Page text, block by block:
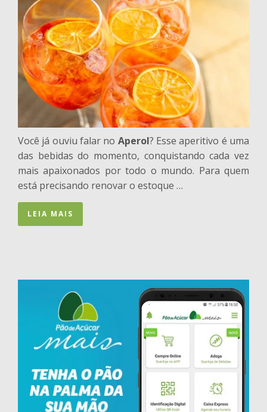
Você já ouviu falar no Aperol? Esse aperitivo é uma
das bebidas do momento, conquistando cada vez
mais apaixonados por todo o mundo. Para quem
está precisando renovar o estoque …
LEIA MAIS